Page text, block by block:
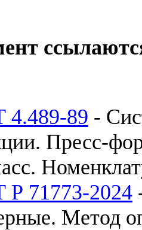
89 -
Пресс-
71773-2024
Метод